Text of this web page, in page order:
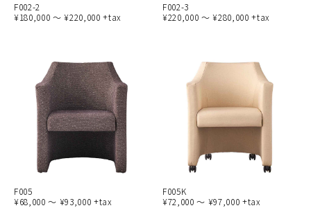
F002-2
¥180,000 ～ ¥220,000 +tax
F002-3
¥220,000 ～ ¥280,000 +tax
F005
¥68,000 ～ ¥93,000 +tax
F005K
¥72,000 ～ ¥97,000 +tax